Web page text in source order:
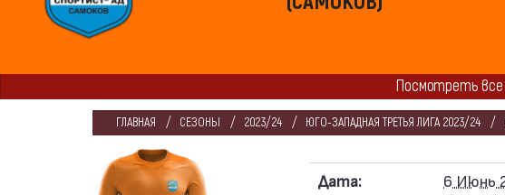
Посмотреть
ГЛАВНАЯ СЕЗОНЫ 2023/24 ЮГО-ЗАПАДНАЯ ТРЕТЬЯ ЛИГА 2023/24
Дата:
6 Июнь